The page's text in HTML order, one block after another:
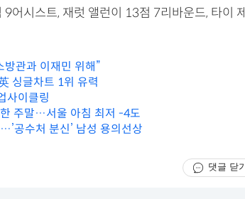
어시스트, 재럿 앨런이 13점 7리바운드, 타이 제
관과 이재민 위해”
싱글차트 1위 유력
사이클링
주말…서울 아침 최저 -4도
공수처 분신’ 남성 용의선상
댓글 닫기